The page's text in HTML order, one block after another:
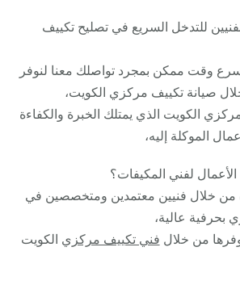
للتدخل السريع في تصليح تكييف
وقت ممكن بمجرد تواصلك معنا لنوفر
صيانة تكييف مركزي الكويت،
الكويت الذي يمتلك الخبرة والكفاءة
الموكلة إليه،
لفني المكيفات؟
من خلال فنيين معتمدين ومتخصصين في
بحرفية عالية،
من خلال فني تكييف مركزي الكويت